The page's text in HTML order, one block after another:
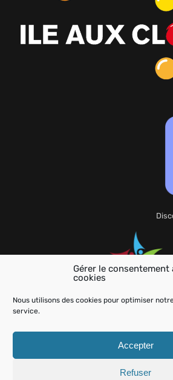
Gérer le consentement
cookies
Nous utilisons des cookies pour optimiser
service.
Accepter
Refuser
de
l'événement